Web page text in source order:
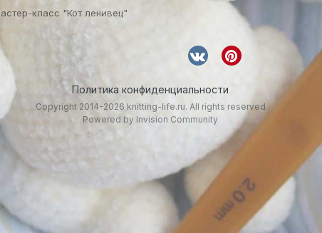
класс "Кот ленивец"
Политика конфиденциальности
Copyright 2014-2026 knitting-life.ru. All rights reserved
Powered by Invision Community